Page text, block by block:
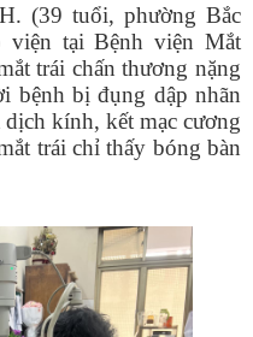
(39 tuổi, phường Bắc
viện tại Bệnh viện Mắt
trái chấn thương nặng
bệnh bị đụng dập nhãn
kính, kết mạc cương
trái chỉ thấy bóng bàn